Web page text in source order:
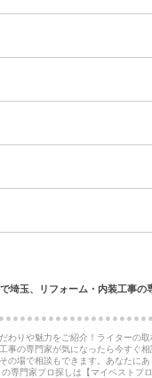
埼玉、リフォーム・内装工事
わりや魅力をご紹介！ライターの
事の専門家が気になったら今すぐ
の場で相談もできます。あなたに
専門家プロ探しは【マイベストプロ